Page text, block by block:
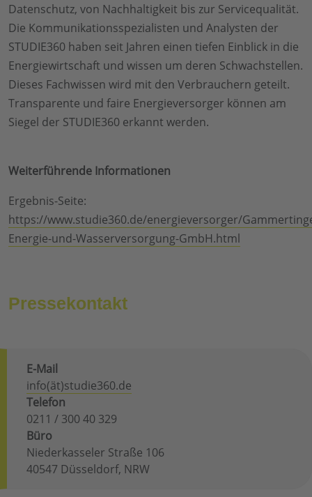
Datenschutz, von Nachhaltigkeit bis zur Servicequalität.
Die Kommunikationsspezialisten und Analysten der
STUDIE360 haben seit Jahren einen tiefen Einblick in die
Energiewirtschaft und wissen um deren Schwachstellen.
Dieses Fachwissen wird mit den Verbrauchern geteilt.
Transparente und faire Energieversorger können am
Siegel der STUDIE360 erkannt werden.
Weiterführende Informationen
Ergebnis-Seite:
https://www.studie360.de/energieversorger/
Energie-und-Wasserversorgung-GmbH.html
Pressekontakt
E-Mail
info(ät)studie360.de
Telefon
0211 / 300 40 329
Büro
Niederkasseler Straße 106
40547 Düsseldorf, NRW